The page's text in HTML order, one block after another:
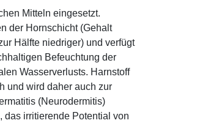
Mitteln eingesetzt.
der Hornschicht (Gehalt
Hälfte niedriger) und verfügt
Befeuchtung der
Wasserverlusts. Harnstoff
und wird daher auch zur
(Neurodermitis)
das irritierende Potential von